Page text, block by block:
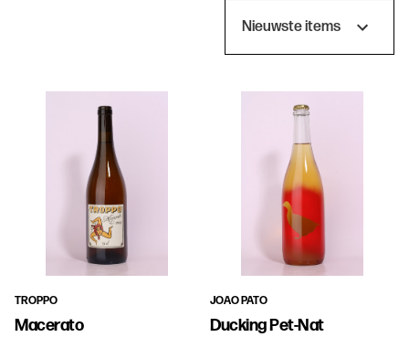
Producten
TROPPO
Macerato
JOAO PATO
Ducking Pet-Nat